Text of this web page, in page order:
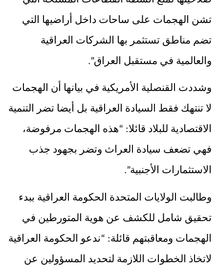
تشن الهجمات على ساحات داخل أراضيها التي
تضم مناطق تستثمر بها الشركات العراقية
والعالمية في مستقبل العراق”.
وشددت القنصلية الأمريكية في بيانها أن الهجمات
لا تنتهك فقط السيادة العراقية بل أيضا تضر التنمية
الاقتصادية للبلاد قائلا: “هذه الهجمات مرفوضة،
فهي تضعف سيادة العراث وتضر بجهود جذب
الاستثمارات الأجنبية”.
وطالبت الولايات المتحدة الحكومة العراقية ببدء
تحقيق شامل للكشف عن هوية المتورطين في
الهجمات ومعاقبتهم قائلة: “ندعو الحكومة العراقية
لاتخاذ الخطوات اللازمة لتحديد المسؤولين عن